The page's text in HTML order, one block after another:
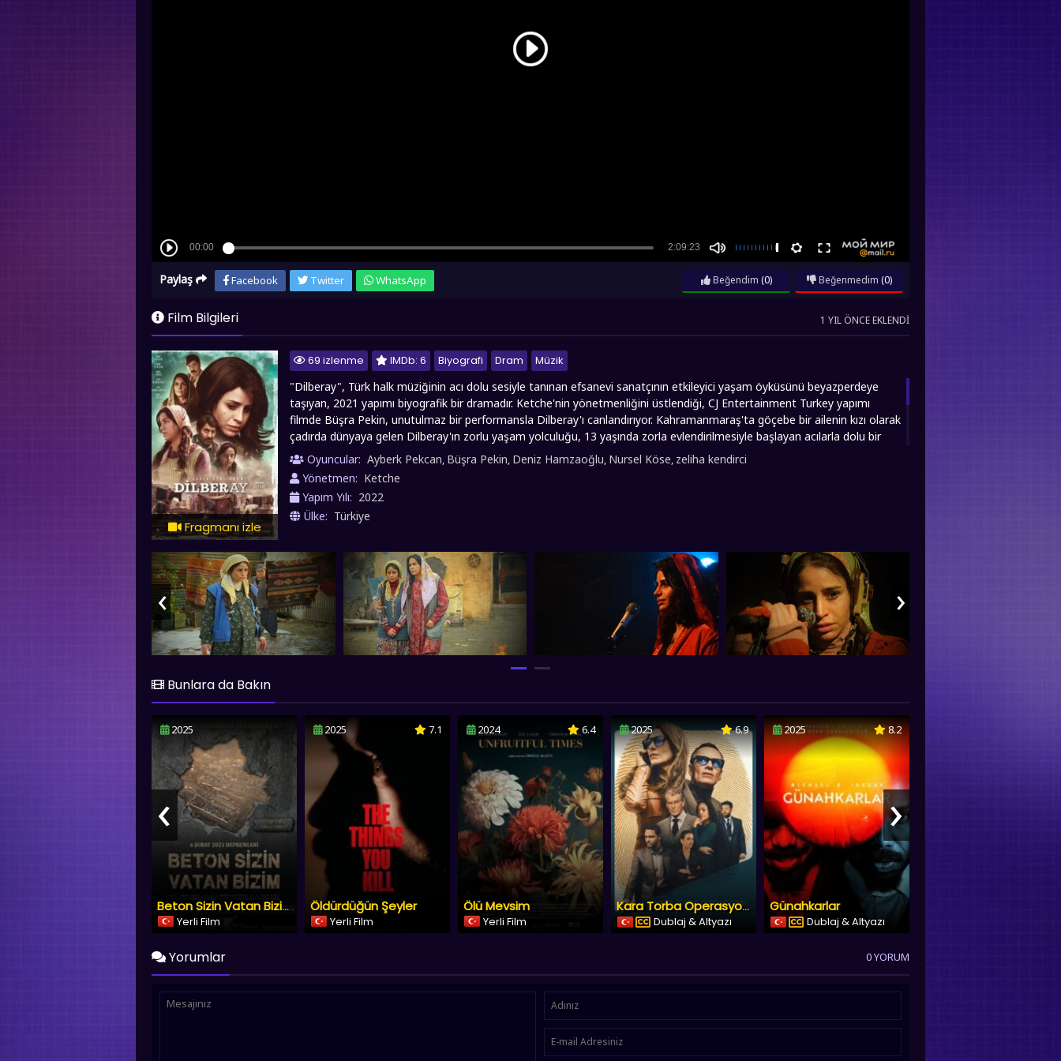
Paylaş Facebook Twitter WhatsApp Beğendim (0) Beğenmedim (0)
Film Bilgileri 1 YIL ÖNCE EKLENDI
Fragmanı izle
69 izlenme IMDb: 6 Biyografi Dram
Müzik
"Dilberay", Türk halk müziğinin acı dolu sesiyle tanınan efsanevi sanatçının etkileyici yaşam öyküsünü beyazperdeye
taşıyan, 2021 yapımı biyografik bir dramadır. Ketche'nin yönetmenliğini üstlendiği, CJ Entertainment Turkey yapımı
filmde Büşra Pekin, unutulmaz bir performansla Dilberay'ı canlandırıyor. Kahramanmaraş'ta göçebe bir ailenin kızı olarak
çadırda dünyaya gelen Dilberay'ın zorlu yaşam yolculuğu, 13 yaşında zorla evlendirilmesiyle başlayan acılarla dolu bir
hikâyeye dönüşür. Müziğe olan tutkusu yüzünde hem babasından hem kocasından şiddet gören sanatçı, tüm
engellemelere rağmen vazgeçmediği sesiyle Türkiye'nin sevilen bir yorumcusu olmayı başarır. Film, toplumsal cinsiyet
eşitsizliği, kadına şiddet ve sanatın iyileştirici gücü temalarını ustalıkla işlerken, Anadolu'nun yetiştirdiği bu güçlü kadının
acılardan müzik ve evlatları sayesinde nasıl hayata tutunduğunu duygu yüklü sahnelerle anlatıyor. 2019 yılında
aramızdan ayrılan Dilberay'ın anısına saygı duruşu niteliğindeki bu yapım, izleyicilere hem hüzün hem ilham veriyor.
Oyuncular: Ayberk Pekcan, Büşra Pekin, Deniz Hamzaoğlu, Nursel Köse, zeliha kendirci
Yönetmen: Ketche
Yapım Yılı: 2022
Ülke: Türkiye
‹ ›
Bunlara da Bakın
2025
Beton Sizin Vatan Bizim
Yerli Film
2025 7.1
Öldürdüğün Şeyler
Yerli Film
2024 6.4
Ölü Mevsim
Yerli Film
2025 6.9
Kara Torba Operasyonu
Dublaj & Altyazı
2025 8.2
Günahkarlar
Dublaj & Altyazı
‹ ›
Yorumlar 0 YORUM